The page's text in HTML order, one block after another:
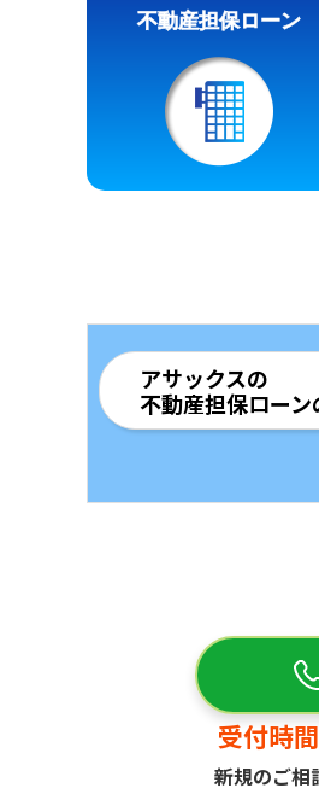
不動産担保ローン
アサックスの
不動産担保ロー
受付時
新規のご相